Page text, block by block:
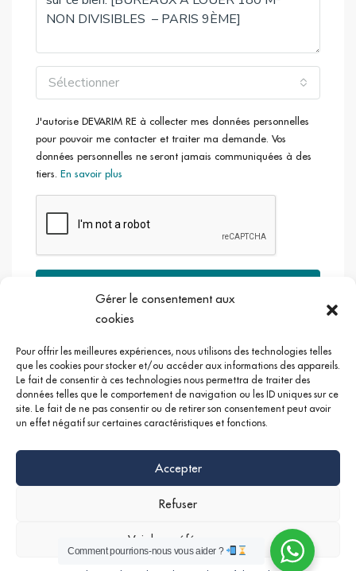
Gérer le consentement aux
cookies
Pour offrir les meilleures expériences, nous utilisons des technologies telles
que les cookies pour stocker et/ou accéder aux informations des appareils.
Le fait de consentir à ces technologies nous permettra de traiter des
données telles que le comportement de navigation ou les ID uniques sur ce
site. Le fait de ne pas consentir ou de retirer son consentement peut avoir
un effet négatif sur certaines caractéristiques et fonctions.
Accepter
Refuser
Voir les préférences
Gare du Nord (B)
Sélectionner
J'autorise DEVARIM RE à collecter mes données personnelles
pour pouvoir me contacter et traiter ma demande. Vos
données personnelles ne seront jamais communiquées à des
tiers. En savoir plus
Google + Linkedin Instagram
Politique de confidentialités
Comment pourrions-nous vous aider ?